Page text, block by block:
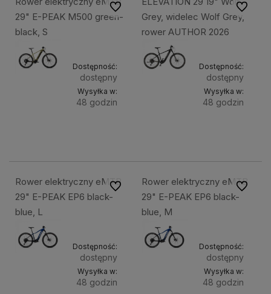
29" E-PEAK M500 green-
black, S
Dostępność:
dostępny
Wysyłka w:
48 godzin
Do ulubionych
Grey, widelec Wolf Grey,
rower AUTHOR 2026
Dostępność:
dostępny
Wysyłka w:
48 godzin
Do
Rower elektryczny eMTB
29" E-PEAK EP6 black-
blue, L
Dostępność:
dostępny
Wysyłka w:
48 godzin
Do ulubionychRower elektryczny eMTB
29" E-PEAK EP6 black-
blue, M
Dostępność:
dostępny
Wysyłka w:
48 godzin
Do